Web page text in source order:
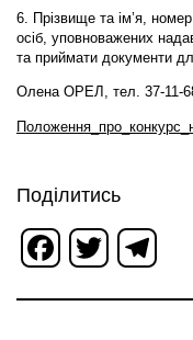
6. Прізвище та ім’я,
осіб, уповноважених
та приймати документи
Олена ОРЕЛ, тел. 37-11-
Поділитись
Facebook
Twitter